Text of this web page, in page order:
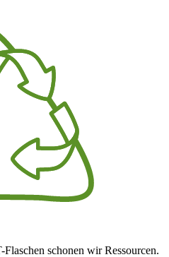
schonen wir Ressourcen.